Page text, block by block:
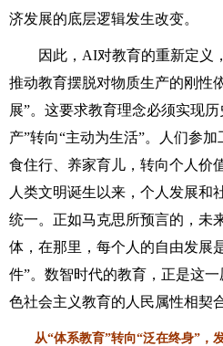
济发展的底层逻辑发生改变。
因此，AI对教育的重新定义
推动教育摆脱对物质生产的刚性
展”。这要求教育理念必须实现
产”转向“主动为生活”。人们参
食住行、养家育儿，转向个人价
人类文明诞生以来，个人发展和
统一。正如马克思所预言的，未
体，在那里，每个人的自由发展
件”。数智时代的教育，正是这
色社会主义教育的人民属性相契合
从“体系教育”转向“泛在终身”，